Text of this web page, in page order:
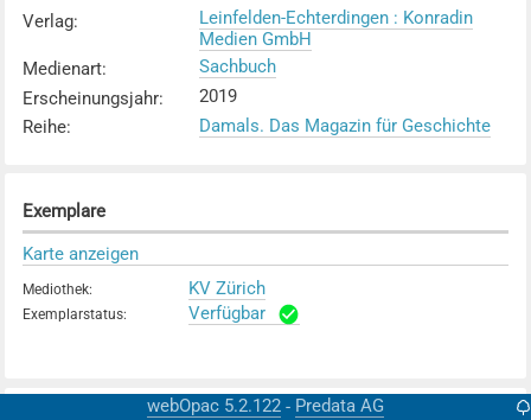
Verlag:
Leinfelden-Echterdingen : Konradin
Medien GmbH
Medienart:
Sachbuch
Erscheinungsjahr:
2019
Reihe: Damals. Das Magazin für Geschichte
Exemplare
Karte anzeigen
Mediothek: KV Zürich
Exemplarstatus: Verfügbar
webOpac 5.2.122 - Predata AG